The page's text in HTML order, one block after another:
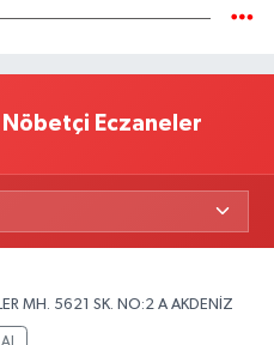
Eczaneler
MH. 5621 SK. NO:2 A AKDENİZ